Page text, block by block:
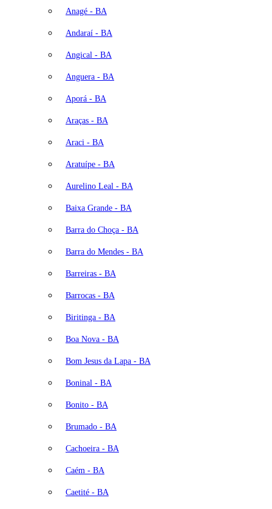
Anagé - BA
Andaraí - BA
Angical - BA
Anguera - BA
Aporá - BA
Araças - BA
Araci - BA
Aratuípe - BA
Aurelino Leal - BA
Baixa Grande - BA
Barra do Choça - BA
Barra do Mendes - BA
Barreiras - BA
Barrocas - BA
Biritinga - BA
Boa Nova - BA
Bom Jesus da Lapa - BA
Boninal - BA
Bonito - BA
Brumado - BA
Cachoeira - BA
Caém - BA
Caetité - BA